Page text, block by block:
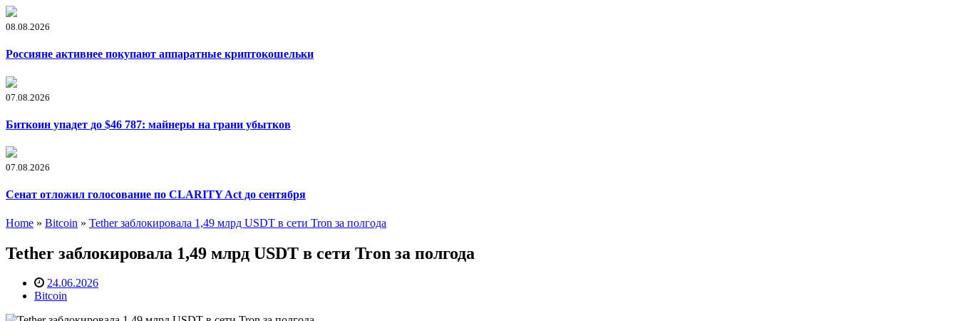
08.08.2026
Россияне активнее покупают аппаратные криптокошельки
07.08.2026
Биткоин упадет до $46 787: майнеры на грани убытков
07.08.2026
Сенат отложил голосование по CLARITY Act до сентября
Home » Bitcoin » Tether заблокировала 1,49 млрд USDT в сети Tron за полгода
Tether заблокировала 1,49 млрд USDT в сети Tron за полгода
24.06.2026
Bitcoin